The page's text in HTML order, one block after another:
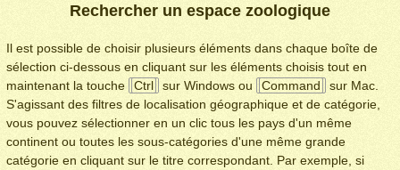
Rechercher un espace zoologique
Il est possible de choisir plusieurs éléments dans chaque boîte de
sélection ci-dessous en cliquant sur les éléments choisis tout en
maintenant la touche
Ctrl sur Windows ou Command
sur Mac.
S'agissant des filtres de localisation géographique et de catégorie,
vous pouvez sélectionner en un clic tous les pays d'un même
continent ou toutes les sous-catégories d'une même grande
catégorie en cliquant sur le titre correspondant. Par exemple, si